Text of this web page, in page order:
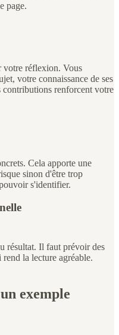
page.
votre réflexion. Vous
votre connaissance de ses
contributions renforcent votre
Cela apporte une
sinon d'être trop
s'identifier.
résultat. Il faut prévoir des
la lecture agréable.
exemple